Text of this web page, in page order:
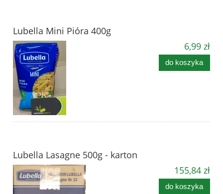
Lubella Mini Pióra 400g
6,99 zł
do koszyka
Lubella Lasagne 500g - karton
155,84 zł
do koszyka